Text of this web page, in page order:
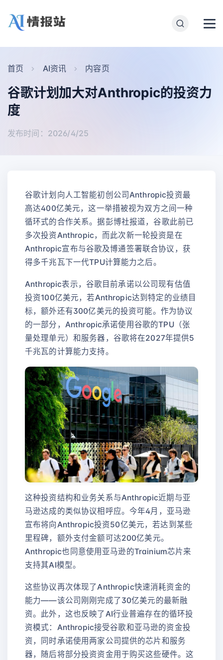
首页 AI资讯 内容页
谷歌计划加大对Anthropic的投资力
度
发布时间：2026/4/25
谷歌计划向人工智能初创公司Anthropic投资最
高达400亿美元，这一举措被视为双方之间一种
循环式的合作关系。据彭博社报道，谷歌此前已
多次投资Anthropic，而此次新一轮投资是在
Anthropic宣布与谷歌及博通签署联合协议，获
得多千兆瓦下一代TPU计算能力之后。
Anthropic表示，谷歌目前承诺以公司现有估值
投资100亿美元，若Anthropic达到特定的业绩目
标，额外还有300亿美元的投资可能。作为协议
的一部分，Anthropic承诺使用谷歌的TPU（张
量处理单元）和服务器，谷歌将在2027年提供5
千兆瓦的计算能力支持。
这种投资结构和业务关系与Anthropic近期与亚
马逊达成的类似协议相呼应。今年4月，亚马逊
宣布将向Anthropic投资50亿美元，若达到某些
里程碑，额外支付金额可达200亿美元。
Anthropic也同意使用亚马逊的Trainium芯片来
支持其AI模型。
这些协议再次体现了Anthropic快速消耗资金的
能力——该公司刚刚完成了30亿美元的最新融
资。此外，这也反映了AI行业普遍存在的循环投
资模式：Anthropic接受谷歌和亚马逊的资金投
资，同时承诺使用两家公司提供的芯片和服务
器，随后将部分投资资金用于购买这些硬件。这